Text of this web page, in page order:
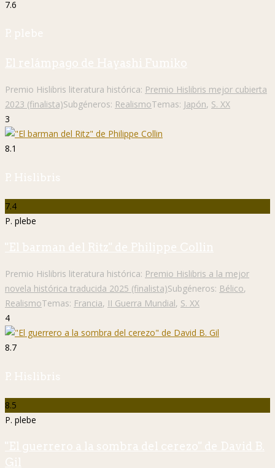
7.6
P. plebe
El relámpago de Hayashi Fumiko
Premio Hislibris literatura histórica: Premio Hislibris mejor cubierta
2023 (finalista)Subgéneros: RealismoTemas: Japón, S. XX
3
8.1
P. Hislibris
7.4
P. plebe
"El barman del Ritz" de Philippe Collin
Premio Hislibris literatura histórica: Premio Hislibris a la mejor
novela histórica traducida 2025 (finalista)Subgéneros: Bélico,
RealismoTemas: Francia, II Guerra Mundial, S. XX
4
8.7
P. Hislibris
8.5
P. plebe
"El guerrero a la sombra del cerezo" de David B.
Gil